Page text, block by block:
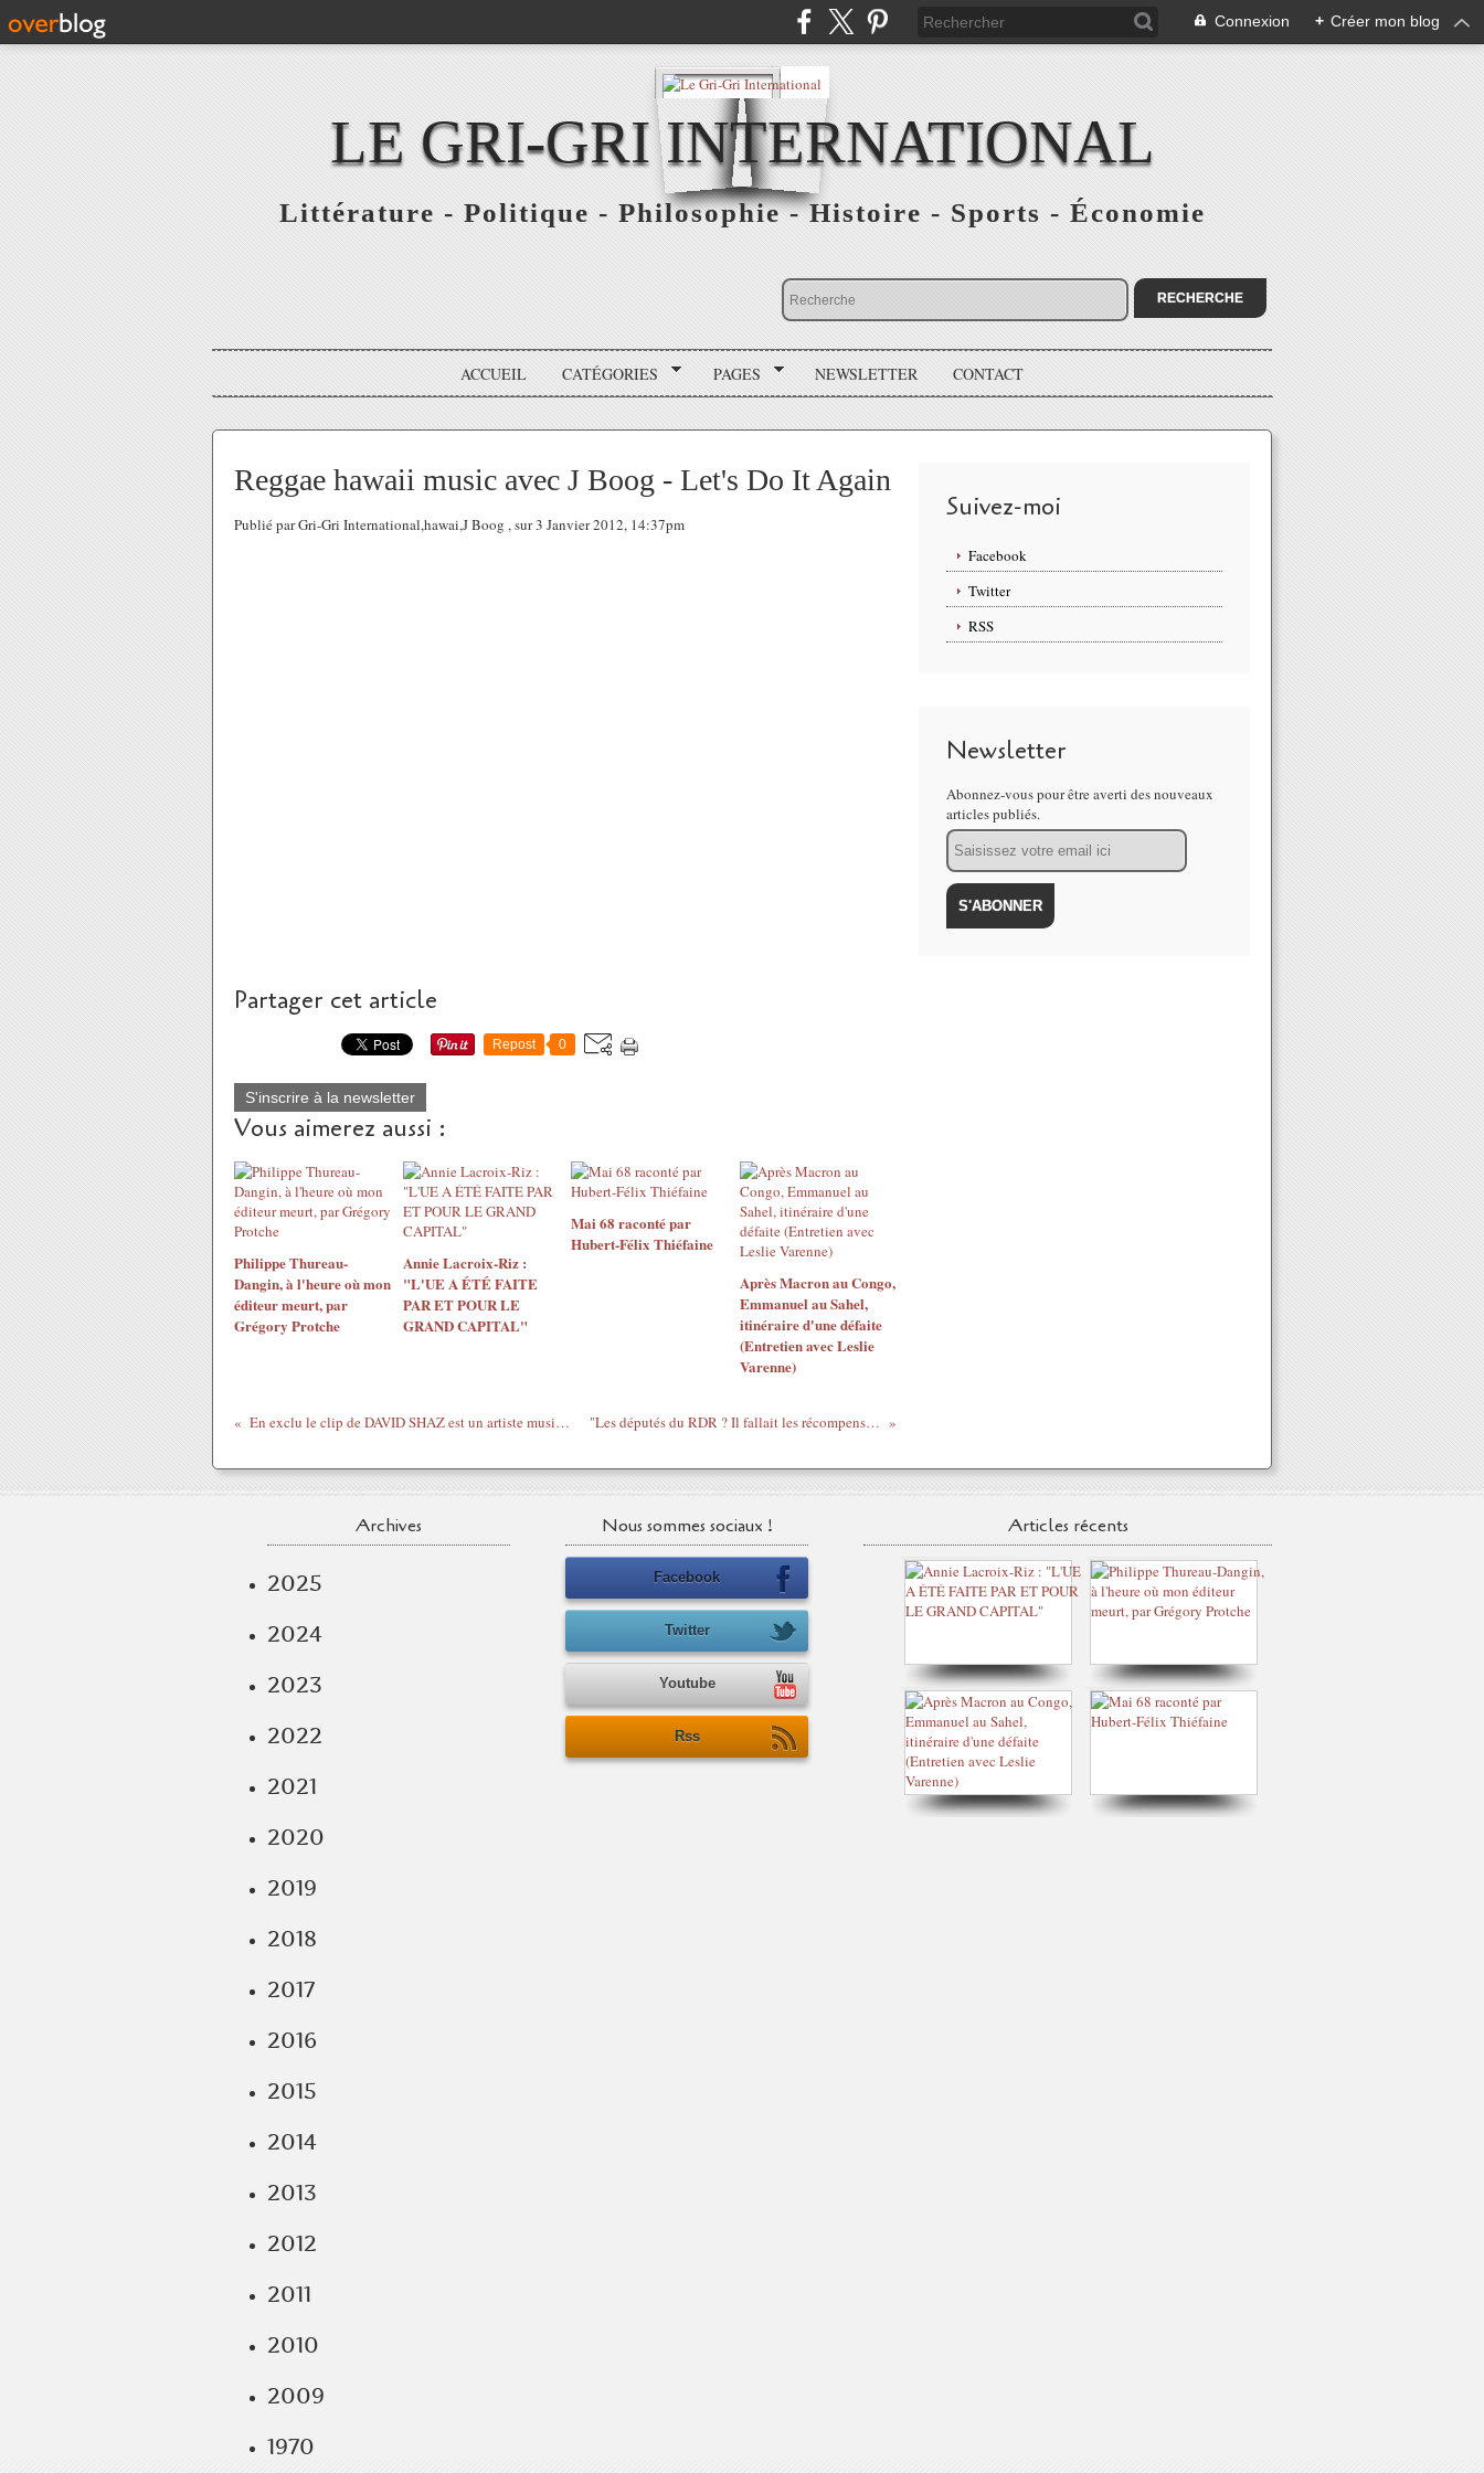
Connexion + Créer mon blog
LE GRI-GRI INTERNATIONAL
Littérature - Politique - Philosophie - Histoire - Sports - Économie
ACCUEIL CATÉGORIES PAGES NEWSLETTER CONTACT
Reggae hawaii music avec J Boog - Let's Do It Again
Publié par Gri-Gri International,hawai,J Boog , sur 3 Janvier 2012, 14:37pm
Partager cet article
Repost 0
S'inscrire à la newsletter
Vous aimerez aussi :
Philippe Thureau-
Dangin, à l'heure où mon
éditeur meurt, par
Grégory Protche
Annie Lacroix-Riz :
"L'UE A ÉTÉ FAITE
PAR ET POUR LE
GRAND CAPITAL"
Mai 68 raconté par
Hubert-Félix Thiéfaine
Après Macron au Congo,
Emmanuel au Sahel,
itinéraire d'une défaite
(Entretien avec Leslie
Varenne)
En exclu le clip de DAVID SHAZ est un artiste musicien complet, guitariste, chanteur, auteur, compositeur, né à Port-au-Prince, Haïti... "Les députés du RDR ? Il fallait les récompenser et on ne pouvait pas en faire des ministres ou des dirigeants de société"
Suivez-moi
Facebook
Twitter
RSS
Newsletter
Abonnez-vous pour être averti des nouveaux
articles publiés.
Email
Archives
2025
2024
2023
2022
2021
2020
2019
2018
2017
2016
2015
2014
2013
2012
2011
2010
2009
1970
Nous sommes sociaux !
Facebook
Twitter
Youtube
Rss
Articles récents